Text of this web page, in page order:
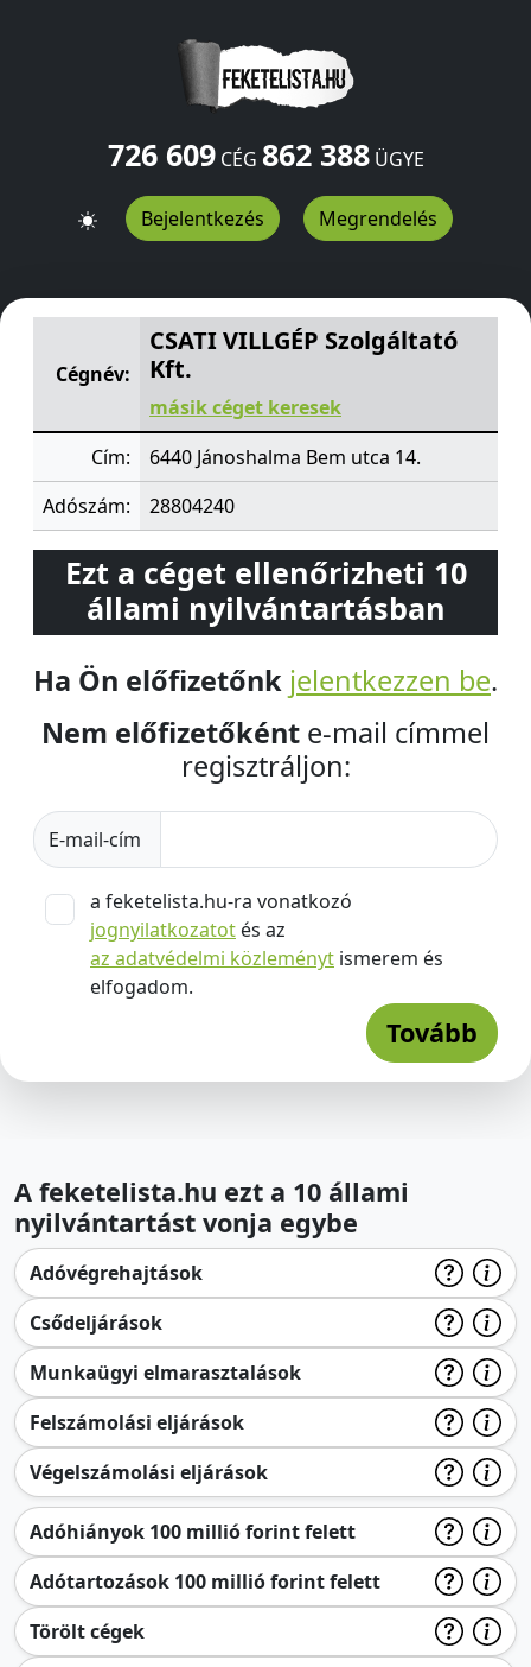
726 609CÉG 862 388ÜGYE
Bejelentkezés Megrendelés
CSATI VILLGÉP Szolgáltató Kft.Bem utca 14. Jánoshalma
Cégnév:
CSATI VILLGÉP Szolgáltató
Kft.
másik céget keresek
Cím:
6440 Jánoshalma Bem utca 14.
Adószám:
28804240
Ezt a céget ellenőrizheti 10
állami nyilvántartásban
Ha Ön előfizetőnk jelentkezzen be.
Nem előfizetőként e-mail címmel
regisztráljon:
E-mail-cím
a feketelista.hu-ra vonatkozó
jognyilatkozatot és az
az adatvédelmi közleményt ismerem és
elfogadom.
Tovább
A feketelista.hu ezt a 10 állami
nyilvántartást vonja egybe
Adóvégrehajtások
Csődeljárások
Munkaügyi elmarasztalások
Felszámolási eljárások
Végelszámolási eljárások
Adóhiányok 100 millió forint felett
Adótartozások 100 millió forint felett
Törölt cégek